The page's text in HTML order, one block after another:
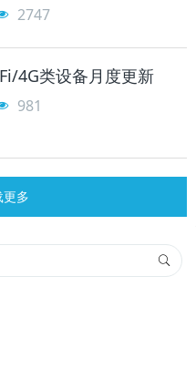
2747
4G类设备月度更新
981
更多